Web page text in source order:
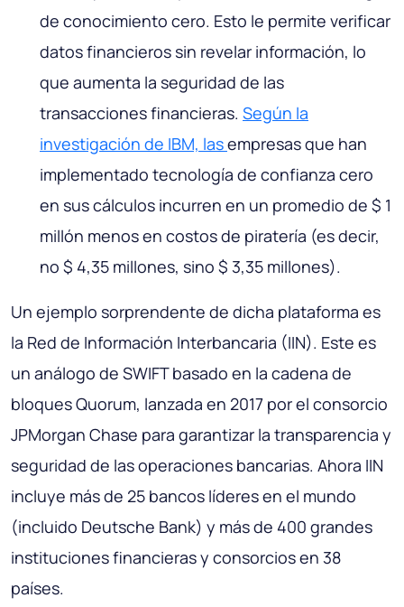
de conocimiento cero. Esto le permite verificar
datos financieros sin revelar información, lo
que aumenta la seguridad de las
transacciones financieras. Según la
investigación de IBM, lasempresas que han
implementado tecnología de confianza cero
en sus cálculos incurren en un promedio de $ 1
millón menos en costos de piratería (es decir,
no $ 4,35 millones, sino $ 3,35 millones).
Un ejemplo sorprendente de dicha plataforma es
la Red de Información Interbancaria (IIN). Este es
un análogo de SWIFT basado en la cadena de
bloques Quorum, lanzada en 2017 por el consorcio
JPMorgan Chase para garantizar la transparencia y
seguridad de las operaciones bancarias. Ahora IIN
incluye más de 25 bancos líderes en el mundo
(incluido Deutsche Bank) y más de 400 grandes
instituciones financieras y consorcios en 38
países.